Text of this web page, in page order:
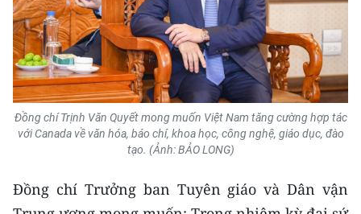
Media Xã hội
Media Pháp luật
Media Du lịch
Media Thế giới
Media Giáo dục
Đồng chí Trịnh Văn Quyết mong muốn Việt Nam tăng cường hợp tác
với Canada về văn hóa, báo chí, khoa học, công nghệ, giáo dục, đào
tạo. (Ảnh: BẢO LONG)
Đồng chí Trưởng ban Tuyên giáo và Dân vận